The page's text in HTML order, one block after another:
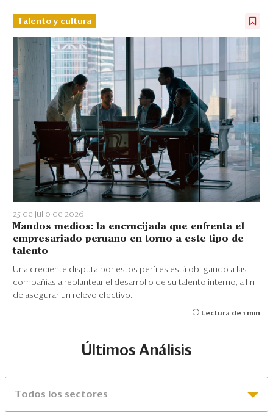
Talento y cultura
25 de julio de 2026
Mandos medios: la encrucijada que enfrenta el
empresariado peruano en torno a este tipo de
talento
Una creciente disputa por estos perfiles está obligando a las
compañías a replantear el desarrollo de su talento interno, a fin
de asegurar un relevo efectivo.
Lectura de 1 min
Últimos Análisis
Todos los sectores